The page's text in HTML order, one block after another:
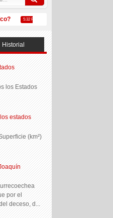
5:32 PM REPUVE: Registro Público
Historial
los Estados
estados
(km²)
por el
deceso, d...